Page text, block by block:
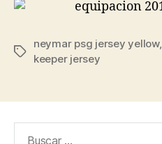
Etiquetas
neymar psg jersey yellow,
keeper jersey